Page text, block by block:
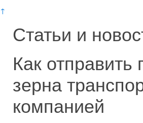
↑
Статьи и
Как отправить
зерна
компанией